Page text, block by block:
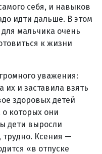
себя, и навыков
идти дальше. В этом
мальчика очень
к жизни
уважения:
их и заставила взять
здоровых детей
которых они
дети выросли
трудно. Ксения —
«в отпуске